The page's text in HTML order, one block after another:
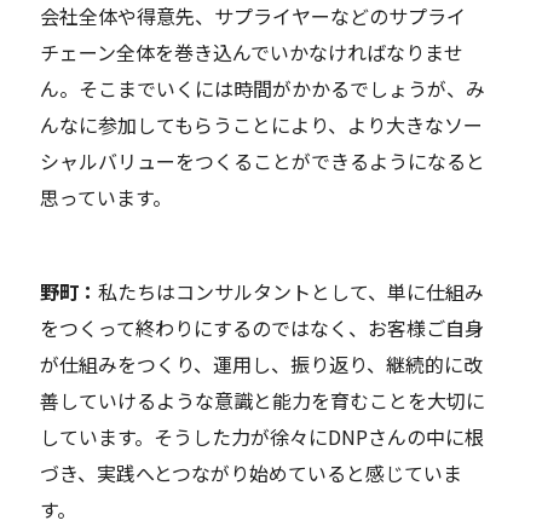
会社全体や得意先、サプライヤーなどのサプライ
チェーン全体を巻き込んでいかなければなりませ
ん。 そこまでいくには時間がかかるでしょうが、 み
んなに参加してもらうことにより、 より大きなソー
シャルバリューをつくることができるようになる と
思っています。
野町：私たちはコンサルタントとして、単に仕組み
をつくって終わりにするのではなく、お客様ご自身
が仕組みをつくり、運用し、振り返り、継続的に改
善していけるような意識と能力を育むことを大切に
しています。そうした力が徐々にDNPさんの中に根
づき、実践へとつながり始めていると感じていま
す。